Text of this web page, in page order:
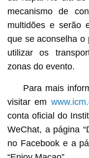
mecanismo de
multidões e serão
que se aconselha o
utilizar os
zonas do evento.
Para mais
visitar em
conta oficial do
WeChat, a página
no Facebook e a